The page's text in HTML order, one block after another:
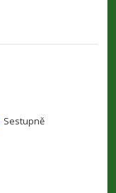
Sestupně